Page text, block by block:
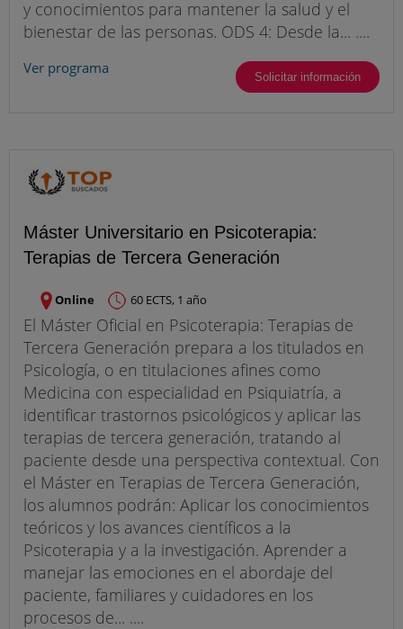
y conocimientos para mantener la salud y el
bienestar de las personas. ODS 4: Desde la... ....
Ver programa
Solicitar información
Máster Universitario en Psicoterapia:
Terapias de Tercera Generación
Online 60 ECTS, 1 año
El Máster Oficial en Psicoterapia: Terapias de
Tercera Generación prepara a los titulados en
Psicología, o en titulaciones afines como
Medicina con especialidad en Psiquiatría, a
identificar trastornos psicológicos y aplicar las
terapias de tercera generación, tratando al
paciente desde una perspectiva contextual. Con
el Máster en Terapias de Tercera Generación,
los alumnos podrán: Aplicar los conocimientos
teóricos y los avances científicos a la
Psicoterapia y a la investigación. Aprender a
manejar las emociones en el abordaje del
paciente, familiares y cuidadores en los
procesos de... ....